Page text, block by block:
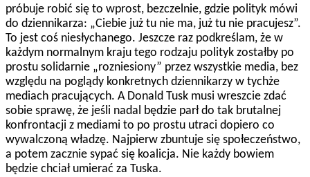
próbuje robić się to wprost, bezczelnie, gdzie polityk mówi
do dziennikarza: „Ciebie już tu nie ma, już tu nie pracujesz”.
To jest coś niesłychanego. Jeszcze raz podkreślam, że w
każdym normalnym kraju tego rodzaju polityk zostałby po
prostu solidarnie „rozniesiony” przez wszystkie media, bez
względu na poglądy konkretnych dziennikarzy w tychże
mediach pracujących. A Donald Tusk musi wreszcie zdać
sobie sprawę, że jeśli nadal będzie parł do tak brutalnej
konfrontacji z mediami to po prostu utraci dopiero co
wywalczoną władzę. Najpierw zbuntuje się społeczeństwo,
a potem zacznie sypać się koalicja. Nie każdy bowiem
będzie chciał umierać za Tuska.